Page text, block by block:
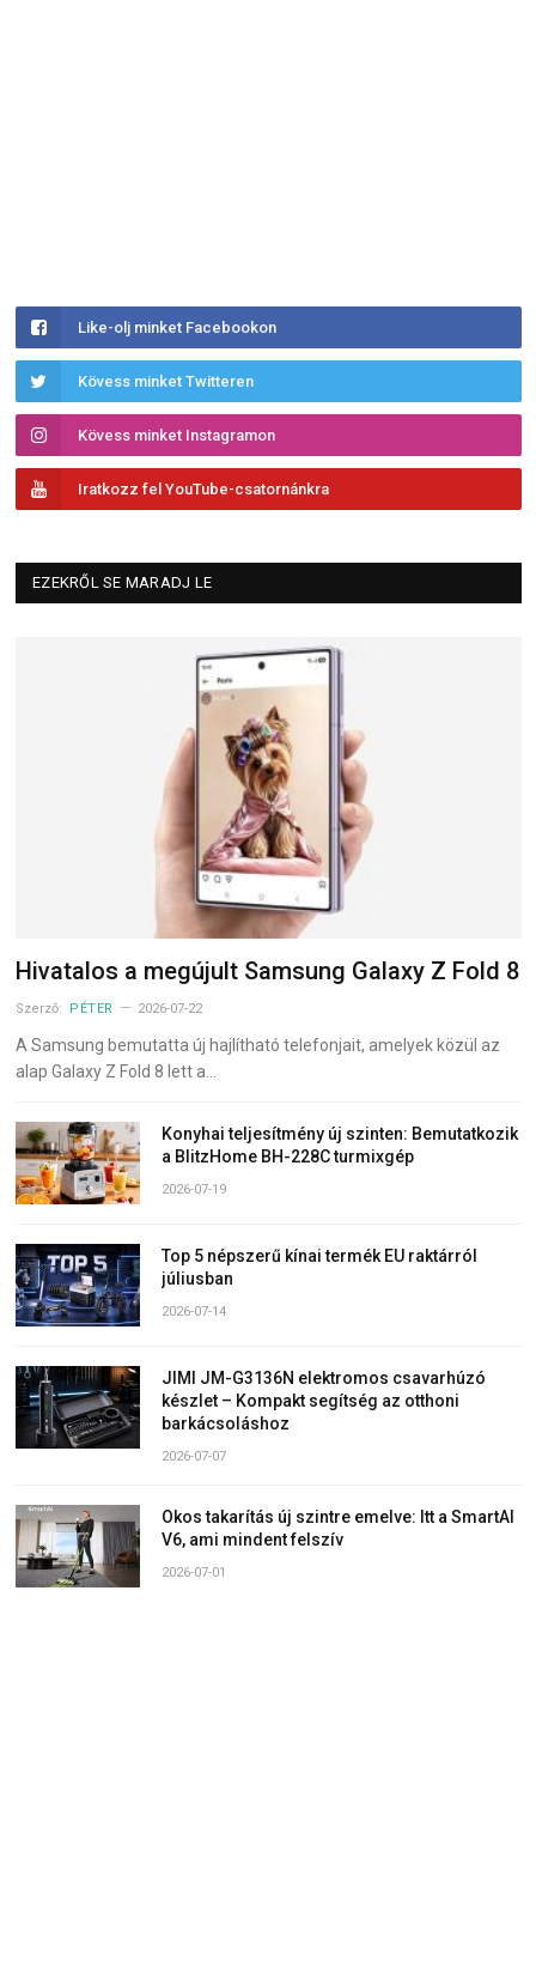
Like-olj minket Facebookon
Kövess minket Twitteren
Kövess minket Instagramon
Iratkozz fel YouTube-csatornánkra
EZEKRŐL SE MARADJ LE
Hivatalos a megújult Samsung Galaxy Z Fold 8
Szerző: PÉTER 2026-07-22
A Samsung bemutatta új hajlítható telefonjait, amelyek közül az
alap Galaxy Z Fold 8 lett a…
Konyhai teljesítmény új szinten: Bemutatkozik
a BlitzHome BH-228C turmixgép
2026-07-19
Top 5 népszerű kínai termék EU raktárról
júliusban
2026-07-14
JIMI JM-G3136N elektromos csavarhúzó
készlet – Kompakt segítség az otthoni
barkácsoláshoz
2026-07-07
Okos takarítás új szintre emelve: Itt a SmartAI
V6, ami mindent felszív
2026-07-01